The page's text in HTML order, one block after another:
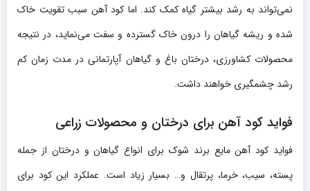
نمی‌تواند به رشد بیشتر گیاه کمک کند. اما کود آهن سبب تقویت خاک
شده و ریشه گیاهان را درون خاک گسترده و سفت می‌نماید، در نتیجه
محصولات کشاورزی، درختان باغ و گیاهان آپارتمانی در مدت زمان کم
رشد چشمگیری خواهند داشت.
فواید کود آهن برای درختان و محصولات زراعی
فواید کود آهن مایع برند شوک برای انواع گیاهان و درختان از جمله
پسته، سیب، خرما، پرتقال و… بسیار زیاد است. عملکرد این کود برای